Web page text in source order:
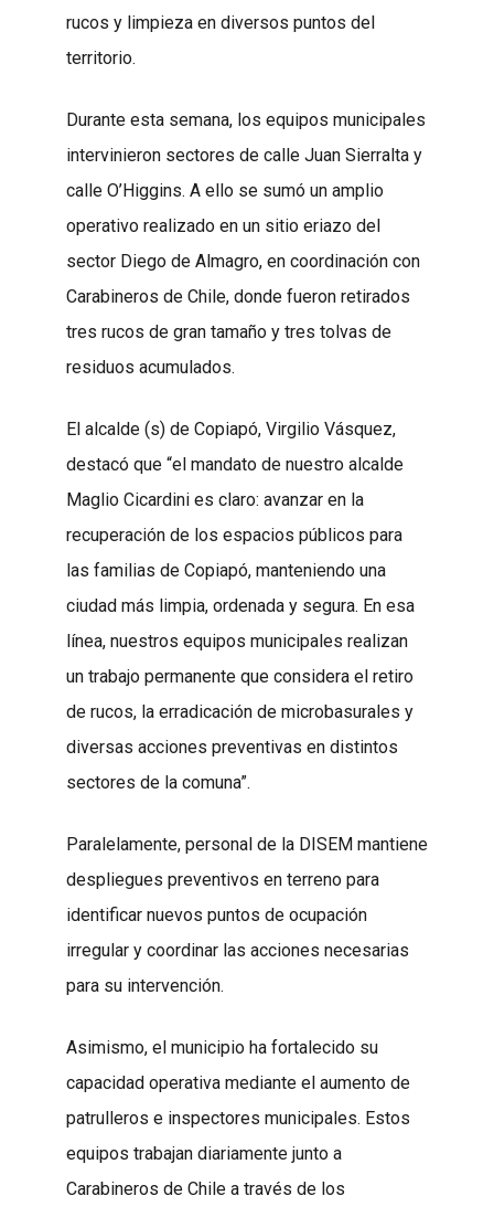
rucos y limpieza en diversos puntos del
territorio.
Durante esta semana, los equipos municipales
intervinieron sectores de calle Juan Sierralta y
calle O’Higgins. A ello se sumó un amplio
operativo realizado en un sitio eriazo del
sector Diego de Almagro, en coordinación con
Carabineros de Chile, donde fueron retirados
tres rucos de gran tamaño y tres tolvas de
residuos acumulados.
El alcalde (s) de Copiapó, Virgilio Vásquez,
destacó que “el mandato de nuestro alcalde
Maglio Cicardini es claro: avanzar en la
recuperación de los espacios públicos para
las familias de Copiapó, manteniendo una
ciudad más limpia, ordenada y segura. En esa
línea, nuestros equipos municipales realizan
un trabajo permanente que considera el retiro
de rucos, la erradicación de microbasurales y
diversas acciones preventivas en distintos
sectores de la comuna”.
Paralelamente, personal de la DISEM mantiene
despliegues preventivos en terreno para
identificar nuevos puntos de ocupación
irregular y coordinar las acciones necesarias
para su intervención.
Asimismo, el municipio ha fortalecido su
capacidad operativa mediante el aumento de
patrulleros e inspectores municipales. Estos
equipos trabajan diariamente junto a
Carabineros de Chile a través de los